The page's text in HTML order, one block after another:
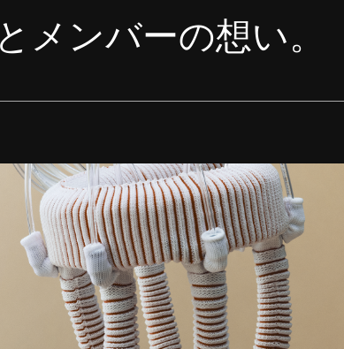
メンバーの想い。